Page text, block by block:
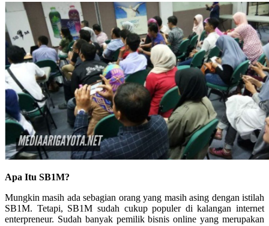
Apa Itu SB1M?
Mungkin masih ada sebagian orang yang masih asing dengan istilah
SB1M. Tetapi, SB1M sudah cukup populer di kalangan internet
enterpreneur. Sudah banyak pemilik bisnis online yang merupakan